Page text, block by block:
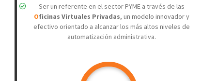
Ser un referente en el sector PYME a través de las
Oficinas Virtuales Privadas, un modelo innovador y
efectivo orientado a alcanzar los más altos niveles de
automatización administrativa.